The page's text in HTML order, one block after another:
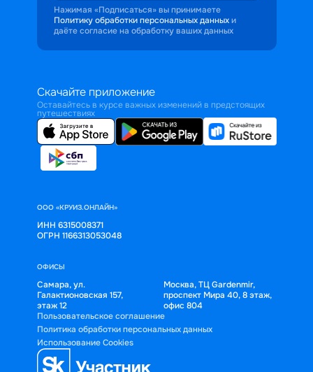
Нажимая «Подписаться» вы принимаете
Политику обработки персональных данных и
даёте согласие на обработку ваших данных
Скачайте приложение
Оставайтесь в курсе важных изменений в предстоящих
путешествиях
ООО «КРУИЗ.ОНЛАЙН»
ИНН 6315008371
ОГРН 1166313053048
ОФИСЫ
Самара, ул.
Галактионовская 157,
этаж 12
Москва, ТЦ Gardenmir,
проспект Мира 40, 8 этаж,
офис 804
Пользовательское соглашение
Политика обработки персональных данных
Использование Cookies